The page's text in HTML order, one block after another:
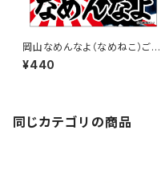
岡山なめんなよ（なめねこ）ご当
地ステッカー A-18
¥440
同じカテゴリの商品